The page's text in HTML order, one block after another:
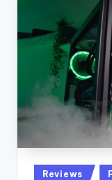
Posted
Reviews